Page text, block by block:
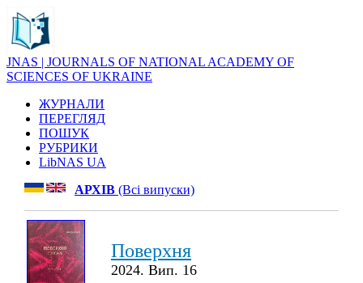
JNAS | JOURNALS OF NATIONAL ACADEMY OF
SCIENCES OF UKRAINE
ЖУРНАЛИ
ПЕРЕГЛЯД
ПОШУК
РУБРИКИ
LibNAS UA
АРХІВ (Всі випуски)
Поверхня
2024. Вип. 16